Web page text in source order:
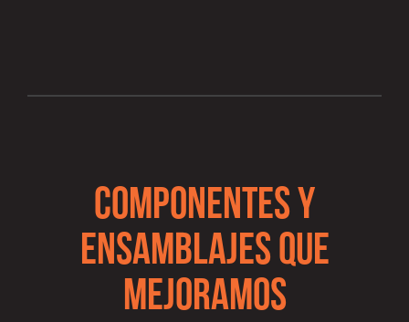
COMPONENTES Y
ENSAMBLAJES QUE
MEJORAMOS